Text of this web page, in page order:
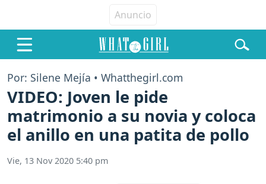
Por: Silene Mejía • Whatthegirl.com
VIDEO: Joven le pide
matrimonio a su novia y coloca
el anillo en una patita de pollo
Vie, 13 Nov 2020 5:40 pm